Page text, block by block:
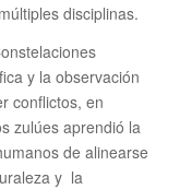
disciplinas.
y la observación
conflictos, en
zulúes aprendió la
de alinearse
y la